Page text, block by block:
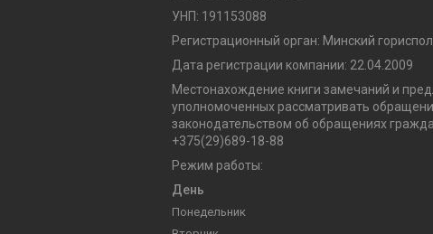
УНП: 191153088
Регистрационный орган: Минский
Дата регистрации компании: 22.04.2009
Местонахождение книги замечаний и
уполномоченных рассматривать
законодательством об обращениях
+375(29)689-18-88
Режим работы:
День
Понедельник